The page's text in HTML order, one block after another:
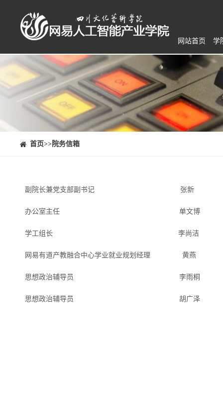
网站首页 学
⠀⠀首页>>院务信箱
副院长兼党支部副书记 张新 电话：
办公室主任 单文博 电话：
学工组长 李尚洁 电话：
网易有道产教融合中心学业就业规划经理 黄燕
思想政治辅导员 李雨桐 电话：
思想政治辅导员 胡广泽 电话：